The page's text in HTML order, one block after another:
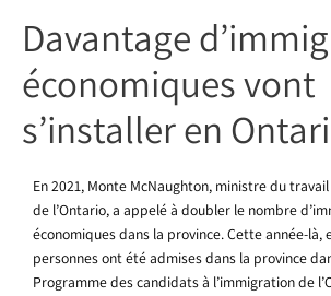
Davantage
économiques vont
s’installer en
En 2021, Monte McNaughton, ministre du
de l’Ontario, a appelé à doubler le nombre
économiques dans la province. Cette année-là,
personnes ont été admises dans la province
Programme des candidats à l’immigration de